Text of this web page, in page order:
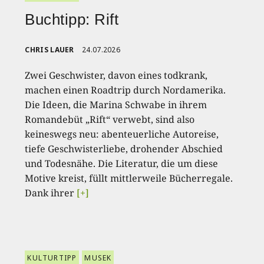
Buchtipp: Rift
CHRIS LAUER 24.07.2026
Zwei Geschwister, davon eines todkrank,
machen einen Roadtrip durch Nordamerika.
Die Ideen, die Marina Schwabe in ihrem
Romandebüt „Rift“ verwebt, sind also
keineswegs neu: abenteuerliche Autoreise,
tiefe Geschwisterliebe, drohender Abschied
und Todesnähe. Die Literatur, die um diese
Motive kreist, füllt mittlerweile Bücherregale.
Dank ihrer [+]
KULTURTIPP MUSEK